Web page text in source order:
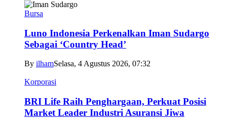
Bursa
Luno Indonesia Perkenalkan Iman Sudargo
Sebagai ‘Country Head’
By ilhamSelasa, 4 Agustus 2026, 07:32
Korporasi
BRI Life Raih Penghargaan, Perkuat Posisi
Market Leader Industri Asuransi Jiwa